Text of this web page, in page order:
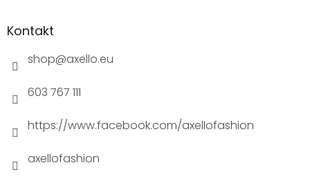
Kontakt
shop@axello.eu
603 767 111
https://www.facebook.com/axellofashion
axellofashion